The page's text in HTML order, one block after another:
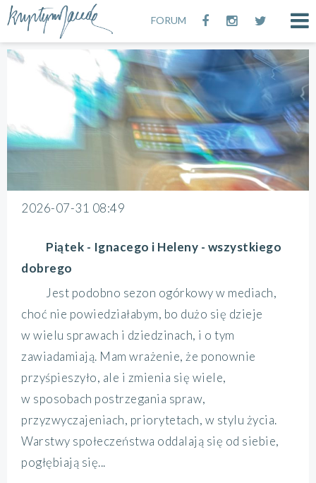
FORUM
2026-07-31 08:49
Piątek - Ignacego i Heleny - wszystkiego
dobrego
Jest podobno sezon ogórkowy w mediach,
choć nie powiedziałabym, bo dużo się dzieje
w wielu sprawach i dziedzinach, i o tym
zawiadamiają. Mam wrażenie, że ponownie
przyśpieszyło, ale i zmienia się wiele,
w sposobach postrzegania spraw,
przyzwyczajeniach, priorytetach, w stylu życia.
Warstwy społeczeństwa oddalają się od siebie,
pogłębiają się...